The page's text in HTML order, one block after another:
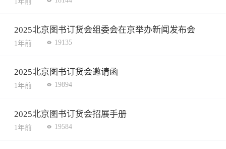
2025北京图书订货会组委会在京举办新闻发布会
1年前 19135
2025北京图书订货会邀请函
1年前 19894
2025北京图书订货会招展手册
1年前 19584